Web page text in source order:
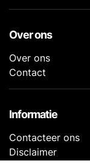
Over ons
Over ons
Contact
Informatie
Contacteer ons
Disclaimer